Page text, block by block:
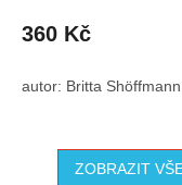
360 Kč
autor: Britta
ZOBRAZIT